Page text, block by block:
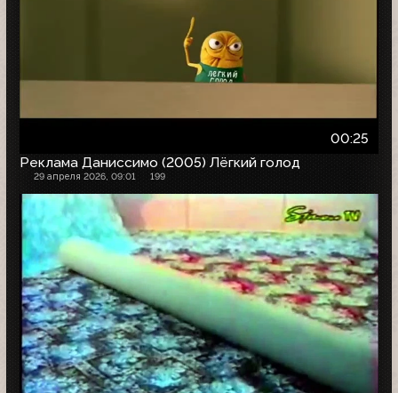
00:25
Реклама Даниссимо (2005) Лёгкий голод
29 апреля 2026, 09:01 199